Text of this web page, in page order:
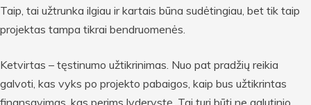
Taip, tai užtrunka ilgiau ir kartais būna sudėtingiau, bet tik taip
projektas tampa tikrai bendruomenės.
Ketvirtas – tęstinumo užtikrinimas. Nuo pat pradžių reikia
galvoti, kas vyks po projekto pabaigos, kaip bus užtikrintas